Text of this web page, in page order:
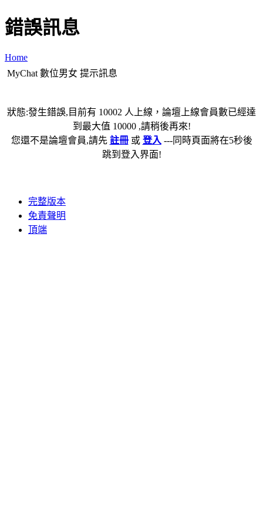
錯誤訊息
Home
MyChat 數位男女 提示訊息
狀態:發生錯誤,目前有 10002 人上線，論壇上線會員數已經達
到最大值 10000 ,請稍後再來!
您還不是論壇會員,請先 註冊或 登入 ---同時頁面將在5秒後
跳到登入界面!
完整版本
免責聲明
頂端